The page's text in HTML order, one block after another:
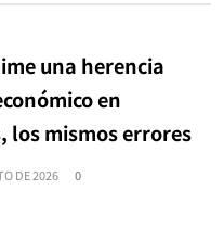
una herencia
en
los mismos errores
DE 2026 0